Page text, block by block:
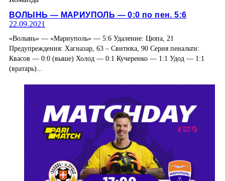
ВОЛЫНЬ — МАРИУПОЛЬ — 0:0 по пен. 5:6
22.09.2021
«Волынь» — «Мариуполь» — 5:6 Удаление: Цюпа, 21
Предупреждения: Хагназар, 63 – Свитюха, 90 Серия пенальти:
Квасов — 0:0 (выше) Холод — 0:1 Кучеренко — 1:1 Удод — 1:1
(вратарь)...